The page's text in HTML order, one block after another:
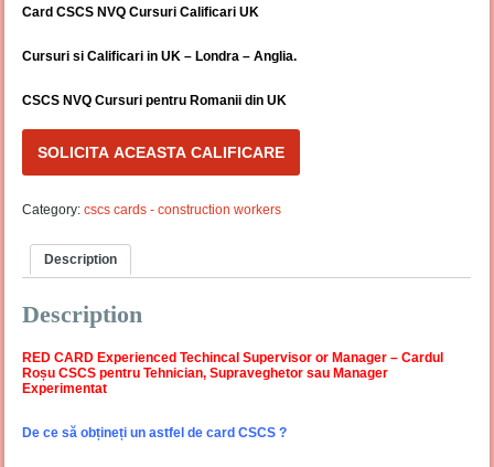
Card CSCS NVQ Cursuri Calificari UK
Cursuri si Calificari in UK – Londra – Anglia.
CSCS NVQ Cursuri pentru Romanii din UK
SOLICITA ACEASTA CALIFICARE
Category:cscs cards - construction workers
Description
Description
RED CARD Experienced Techincal Supervisor or Manager – Cardul
Roșu CSCS pentru Tehnician, Supraveghetor sau Manager
Experimentat
De ce să obțineți un astfel de card CSCS ?